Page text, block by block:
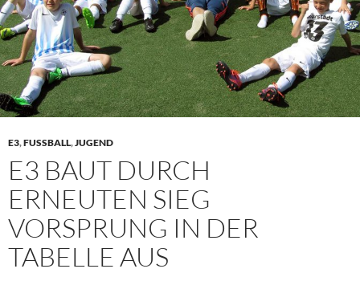
E3,FUSSBALL,JUGEND
E3 BAUT DURCH
ERNEUTEN SIEG
VORSPRUNG IN DER
TABELLE AUS